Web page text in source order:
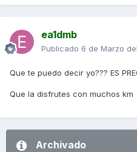
ea1dmb
Publicado 6 de Marzo
Que te puedo decir yo??? ES
Que la disfrutes con muchos km
Archivado